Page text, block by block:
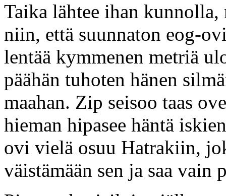
Taika lähtee ihan kunnolla,
niin, että suunnaton eog-
lentää kymmenen metriä
päähän tuhoten hänen
maahan. Zip seisoo taas
hieman hipasee häntä
ovi vielä osuu Hatrakiin,
väistämään sen ja saa vain